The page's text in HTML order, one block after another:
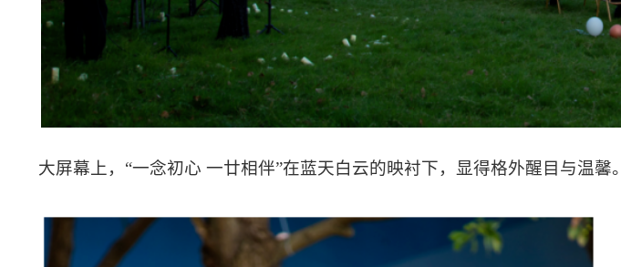
大屏幕上，“一念初心 一廿相伴”在蓝天白云的映衬下，显得格外醒目与温馨。